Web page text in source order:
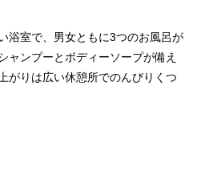
浴室で、男女ともに3つのお風呂が
ャンプーとボディーソープが備え
がりは広い休憩所でのんびりくつ